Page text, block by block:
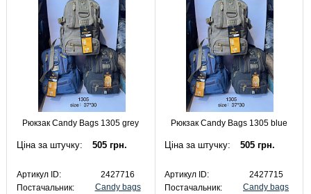
Рюкзак Candy Bags 1305 grey
Ціна за штучку: 505 грн.
Артикул ID:
2427716
Постачальник:
Candy bags
Рюкзак Candy Bags 1305 blue
Ціна за штучку: 505 грн.
Артикул ID:
2427715
Постачальник:
Candy bags